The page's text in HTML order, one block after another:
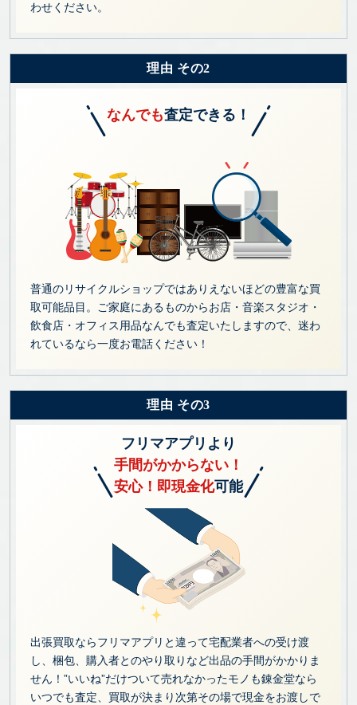
わせください。
理由 その2
なんでも査定できる！
普通のリサイクルショップではありえないほどの豊富な買
取可能品目。ご家庭にあるものからお店・音楽スタジオ・
飲食店・オフィス用品なんでも査定いたしますので、迷わ
れているなら一度お電話ください！
理由 その3
フリマアプリより
手間がかからない！
安心！即現金化可能
出張買取ならフリマアプリと違って宅配業者への受け渡
し、梱包、購入者とのやり取りなど出品の手間がかかりま
せん！”いいね”だけついて売れなかったモノも錬金堂なら
いつでも査定、買取が決まり次第その場で現金をお渡しで